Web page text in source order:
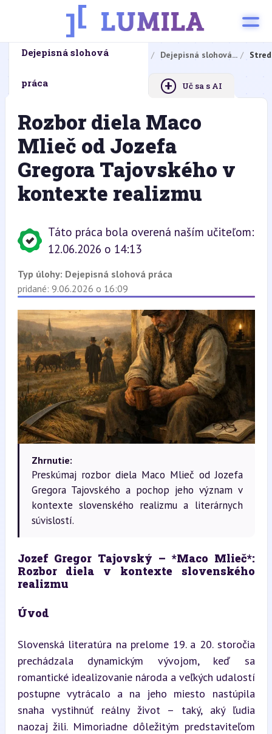
Domovská stránka Domáce úlohy Dejepisná slohová...
Dejepisná slohová
práca + Uč sa s AI
Rozbor diela Maco
Mlieč od Jozefa
Gregora Tajovského v
kontexte realizmu
Táto práca bola overená naším učiteľom:
12.06.2026 o 14:13
Typ úlohy: Dejepisná slohová práca
pridané: 9.06.2026 o 16:09
Zhrnutie:
Preskúmaj rozbor diela Maco Mlieč od Jozefa
Gregora Tajovského a pochop jeho význam v
kontexte slovenského realizmu a literárnych
súvislostí.
Jozef Gregor Tajovský – *Maco Mlieč*:
Rozbor diela v kontexte slovenského
realizmu
Úvod
Slovenská literatúra na prelome 19. a 20. storočia
prechádzala dynamickým vývojom, keď sa
romantické idealizovanie národa a veľkých udalostí
postupne vytrácalo a na jeho miesto nastúpila
snaha vystihnúť reálny život – taký, aký ľudia
naozaj žili. Mimoriadne dôležitým predstaviteľom